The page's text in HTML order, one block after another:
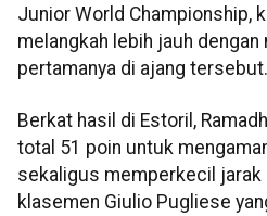
Junior World Championship,
melangkah lebih jauh dengan
pertamanya di ajang tersebut.
Berkat hasil di Estoril,
total 51 poin untuk
sekaligus memperkecil jarak
klasemen Giulio Pugliese